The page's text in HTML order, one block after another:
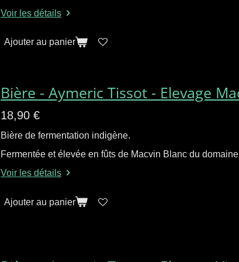
Voir les détails
Ajouter au panier
Bière - Aymeric Tissot - Elevage
18,90 €
Bière de fermentation indigène.
Fermentée et élevée en fûts de Macvin Blanc du
Voir les détails
Ajouter au panier